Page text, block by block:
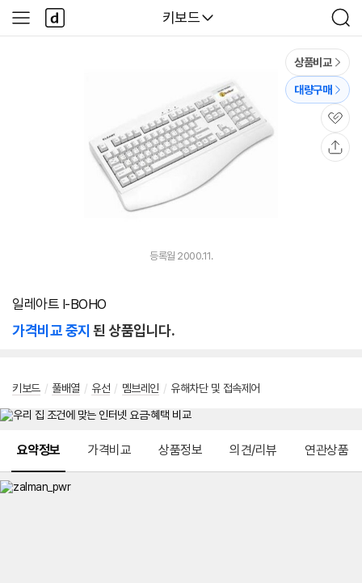
다나와
키보드
검
색
사
이
다
나
와
상품비교
대량구매
관
심
등록월 2000.11.
일레아트 I-BOHO
가격비교 중지 된 상품입니다.
키보드 / 풀배열 / 유선 / 멤브레인 / 유해차단 및 접속제어
요약정보 가격비교 상품정보 의견/리뷰 연관상품